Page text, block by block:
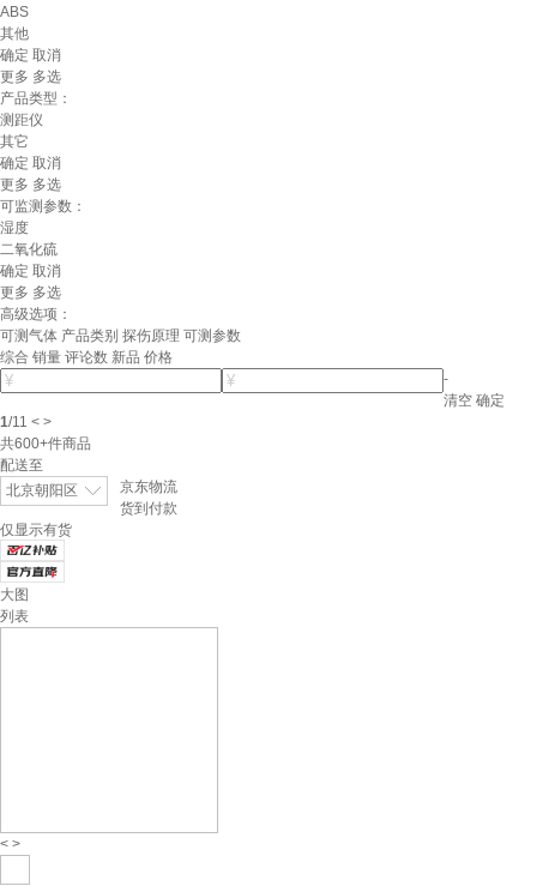
ABS
其他
确定 取消
更多 多选
产品类型：
测距仪
其它
确定 取消
更多 多选
可监测参数：
湿度
二氧化硫
确定 取消
更多 多选
高级选项：
可测气体 产品类别 探伤原理 可测参数
综合 销量 评论数 新品 价格
-
清空 确定
1/11 < >
共600+件商品
配送至
北京朝阳区
京东物流
货到付款
仅显示有货
大图
列表
< >